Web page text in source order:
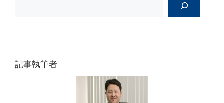
記事執筆者